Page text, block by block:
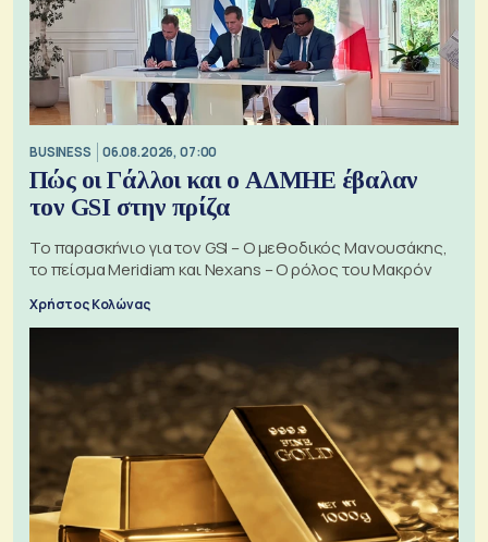
BUSINESS 06.08.2026, 07:00
Πώς οι Γάλλοι και ο ΑΔΜΗΕ έβαλαν
τον GSI στην πρίζα
Το παρασκήνιο για τον GSI – Ο μεθοδικός Μανουσάκης,
το πείσμα Meridiam και Nexans – Ο ρόλος του Μακρόν
Χρήστος Κολώνας